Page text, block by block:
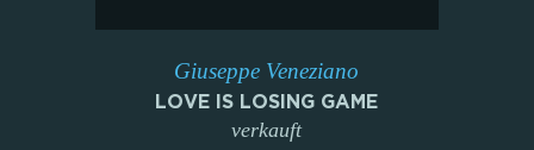
Giuseppe Veneziano
LOVE IS LOSING GAME
verkauft